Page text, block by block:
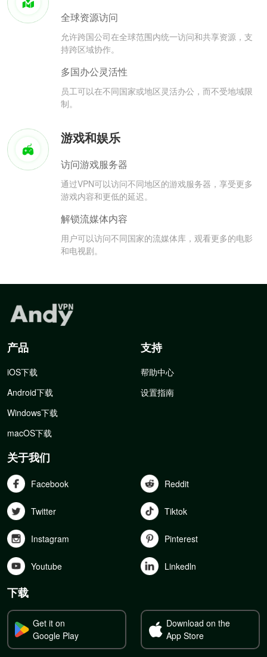
全球资源访问
允许跨国公司在全球范围内统一访问和共享资源，支
持跨区域协作。
多国办公灵活性
员工可以在不同国家或地区灵活办公，而不受地域限
制。
游戏和娱乐
访问游戏服务器
通过VPN可以访问不同地区的游戏服务器，享受更多
游戏内容和更低的延迟。
解锁流媒体内容
用户可以访问不同国家的流媒体库，观看更多的电影
和电视剧。
产品
iOS下载
Android下载
Windows下载
macOS下载
支持
帮助中心
设置指南
关于我们
Facebook Reddit
Twitter Tiktok
Instagram Pinterest
Youtube Linkedln
下载
Get it on
Google Play
Download on the
App Store